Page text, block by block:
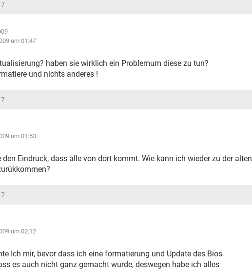
um 01:47
haben sie wirklich ein Problemum diese zu tun?
und nichts anderes !
um 01:53
den Eindruck, dass alle von dort kommt. Wie kann ich wieder zu der alten
um 02:12
Ich mir, bevor dass ich eine formatierung und Update des Bios
es auch nicht ganz gemacht wurde, deswegen habe ich alles